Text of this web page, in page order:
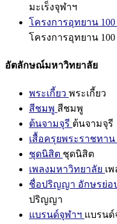
มะเร็งจุฬาฯ
โครงการอุทยาน
โครงการอุทยาน
อัตลักษณ์มหาวิทยาลัย
พระเกี้ยว พระเกี้ยว
สีชมพู สีชมพู
ต้นจามจุรี ต้นจามจุรี
เสื้อครุยพระราชทาน
ชุดนิสิต ชุดนิสิต
เพลงมหาวิทยาลัย เ
ชื่อปริญญา อักษรย่
ปริญญา
แบรนด์จุฬาฯ แบรนด์